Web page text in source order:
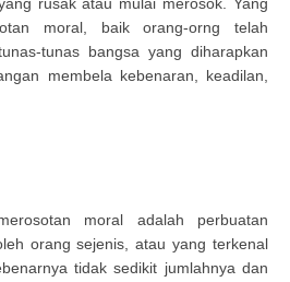
moral, baik orang-orng telah
tunas bangsa yang diharapkan
membela kebenaran, keadilan,
moral adalah perbuatan
orang sejenis, atau yang terkenal
tidak sedikit jumlahnya dan